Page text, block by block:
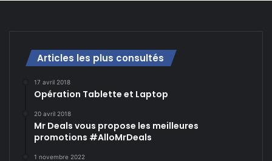
Articles les plus consultés
17 avril 2018
Opération Tablette et Laptop
20 avril 2018
Mr Deals vous propose les meilleures
promotions #AlloMrDeals
1 novembre 2022